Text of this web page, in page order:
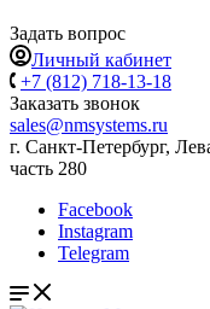
Задать вопрос
Личный кабинет
+7 (812) 718-13-18
Заказать звонок
sales@nmsystems.ru
г. Санкт-Петербург,
часть 280
Facebook
Instagram
Telegram